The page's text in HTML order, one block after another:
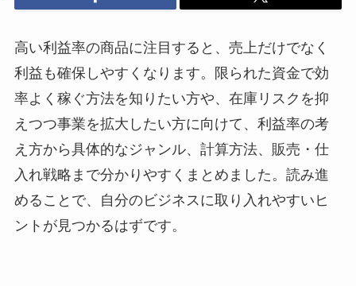
高い利益率の商品に注目すると、売上だけでなく
利益も確保しやすくなります。限られた資金で効
率よく稼ぐ方法を知りたい方や、在庫リスクを抑
えつつ事業を拡大したい方に向けて、利益率の考
え方から具体的なジャンル、計算方法、販売・仕
入れ戦略まで分かりやすくまとめました。読み進
めることで、自分のビジネスに取り入れやすいヒ
ントが見つかるはずです。